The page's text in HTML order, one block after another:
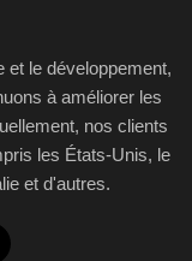
et le développement,
à améliorer les
nos clients
les États-Unis, le
et d'autres.